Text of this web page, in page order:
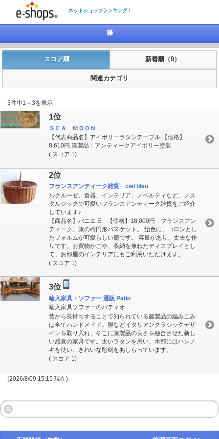
ネットショップランキング！
籐
スコア順 新着順（0）
関連カテゴリ
3件中1～3を表示
1位
ＳＥＡ ＭＯＯＮ
【代表商品名】アイボリーラタンテーブル 【価格】
8,610円 籐製品：アンティークアイボリー塗装
( スコア 1)
2位
フランスアンティーク雑貨 ciel bleu
ルクルーゼ、食器、インテリア、ノベルティなど、ノス
タルジックで可愛いフランスアンティーク雑貨をご紹介
しています♪
【商品名】パニエ E 【価格】18,000円 フランスアン
ティーク、籐の楕円形バスケット。 飴色に、コロンとし
たフォルムが可愛らしい籠です。 容量があり、丈夫な作
りです。お買物かごや、収納を兼ねたディスプレイとし
て、お部屋のインテリアにもご利用いただけます。
( スコア 1)
3位
輸入家具・ソファー 通販 Patio
輸入家具ソファーのパティオ
昔から長持ちすることで知られている籐製品の編みこみ
は全てハンドメイド。脚などイタリアンクラシックデザ
インを取り入れ、そこに籐製品の良さを融合させた新し
い感覚の家具です。太いラタンを用い、木部にはハンノ
キを使い、きれいな彫刻をあしらっています。
( スコア 1)
(2026/8/09 15:15 現在)